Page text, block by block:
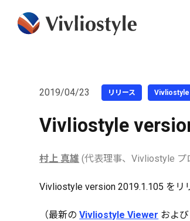
2019/04/23 リリース
Vivliostyle
村上 真雄 (代表理事、Vivliostyle プ
Vivliostyle version 2019.1.105 をリ
（最新のVivliostyle Viewer および